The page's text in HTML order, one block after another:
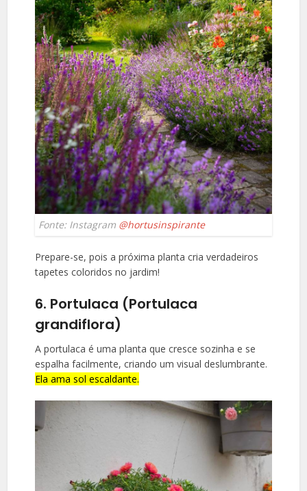
Fonte: Instagram @hortusinspirante
Prepare-se, pois a próxima planta cria verdadeiros
tapetes coloridos no jardim!
6. Portulaca (Portulaca
grandiflora)
A portulaca é uma planta que cresce sozinha e se
espalha facilmente, criando um visual deslumbrante.
Ela ama sol escaldante.